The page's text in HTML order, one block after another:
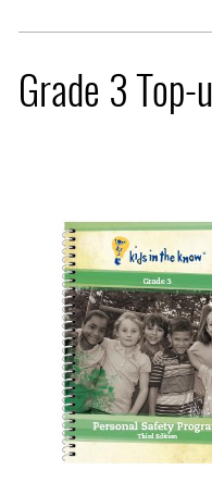
Grade 3